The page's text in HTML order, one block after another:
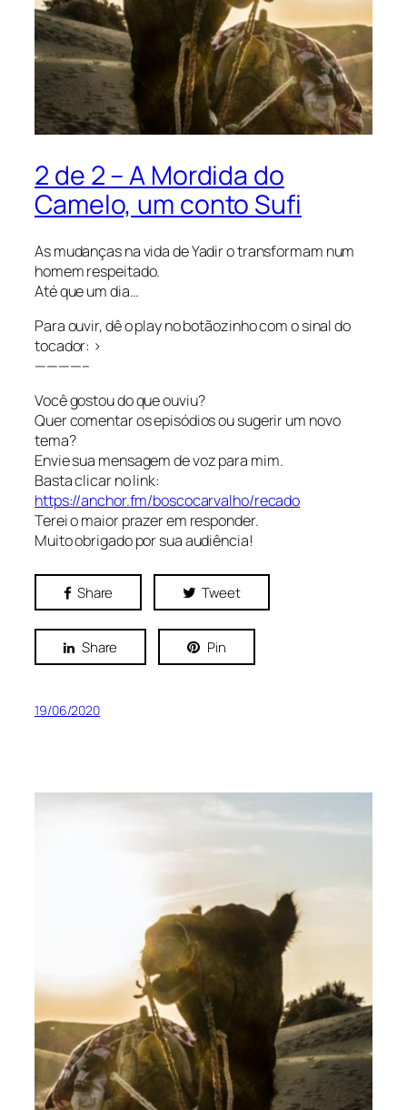
2 de 2 – A Mordida do
Camelo, um conto Sufi
As mudanças na vida de Yadir o transformam num
homem respeitado.
Até que um dia…
Para ouvir, dê o play no botãozinho com o sinal do
tocador: >
————–
Você gostou do que ouviu?
Quer comentar os episódios ou sugerir um novo
tema?
Envie sua mensagem de voz para mim.
Basta clicar no link:
https://anchor.fm/boscocarvalho/recado
Terei o maior prazer em responder.
Muito obrigado por sua audiência!
Share Tweet
Share Pin
19/06/2020